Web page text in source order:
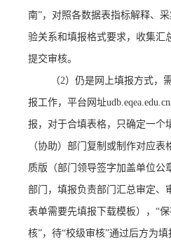
南”，对照各数据表指标解释、
验关系和填报格式要求，收集汇
提交审核。
（2）仍是网上填报方式，
报工作，平台网址udb.eqea.edu.cn
报，对于合填表格，只确定一个
（协助）部门复制或制作对应
质版（部门领导签字加盖单位公
部门，填报负责部门汇总审定、
表单需要先填报下载模板），“
核”，待“校级审核”通过后方为